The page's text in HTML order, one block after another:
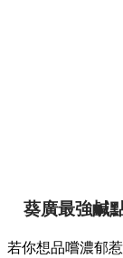
葵廣最強鹹
若你想品嚐濃郁